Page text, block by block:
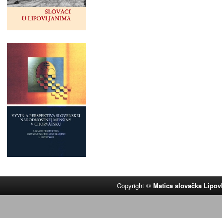
Copyright ©Matica slovačka